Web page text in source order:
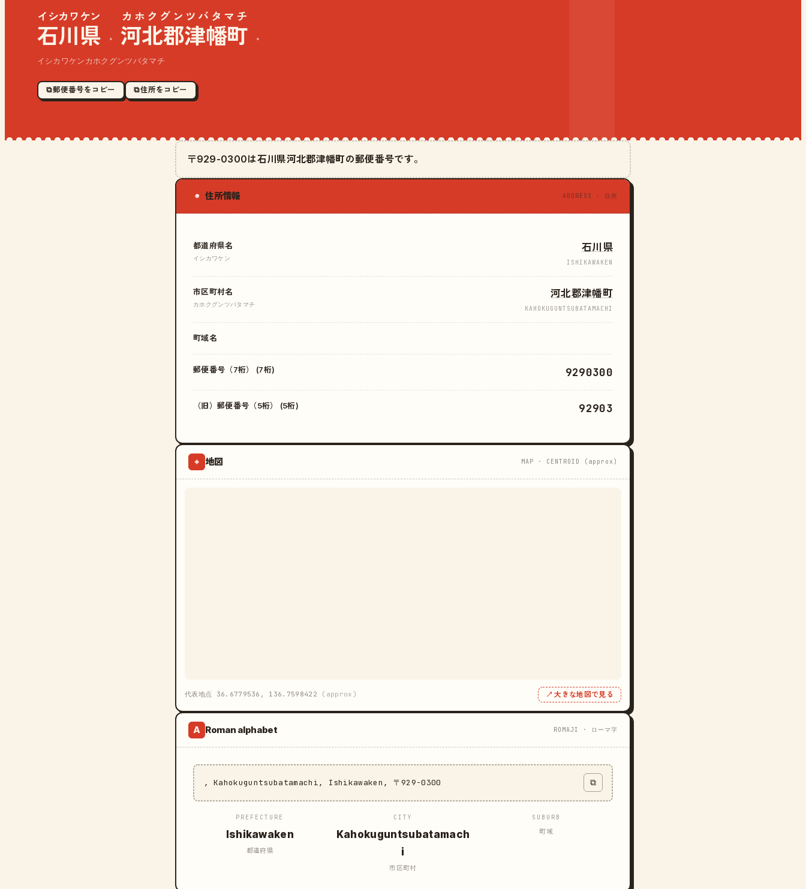
石川県
イシカワケン
· 河北郡津幡町
カホクグンツバタマチ
·
イシカワケンカホクグンツバタマチ
⧉ 郵便番号をコピー ⧉ 住所をコピー
〒929-0300は石川県河北郡津幡町の郵便番号です。
◉ 住所情報 ADDRESS · 住所
都道府県名
イシカワケン
石川県
ISHIKAWAKEN
市区町村名
カホクグンツバタマチ
河北郡津幡町
KAHOKUGUNTSUBATAMACHI
町域名
郵便番号（7桁） (7桁) 9290300
（旧）郵便番号（5桁） (5桁) 92903
⌖ 地図 MAP · CENTROID (approx)
代表地点 36.6779536, 136.7598422 (approx) ↗ 大きな地図で見る
A Roman alphabet ROMAJI · ローマ字
, Kahokuguntsubatamachi, Ishikawaken, 〒929-0300 ⧉
PREFECTURE
Ishikawaken
都道府県
CITY
Kahokuguntsubatamach
i
市区町村
SUBURB
町域